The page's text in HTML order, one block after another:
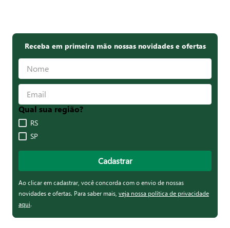
Receba em primeira mão nossas novidades e ofertas
Qual sua região?
RS
SP
Cadastrar
Ao clicar em cadastrar, você concorda com o envio de nossas
novidades e ofertas. Para saber mais, veja nossa política de privacidade
aqui.